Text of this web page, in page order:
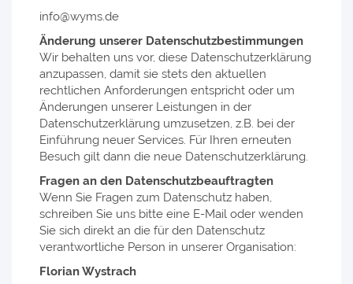
info@wyms.de
Änderung unserer Datenschutzbestimmungen
Wir behalten uns vor, diese Datenschutzerklärung
anzupassen, damit sie stets den aktuellen
rechtlichen Anforderungen entspricht oder um
Änderungen unserer Leistungen in der
Datenschutzerklärung umzusetzen, z.B. bei der
Einführung neuer Services. Für Ihren erneuten
Besuch gilt dann die neue Datenschutzerklärung.
Fragen an den Datenschutzbeauftragten
Wenn Sie Fragen zum Datenschutz haben,
schreiben Sie uns bitte eine E-Mail oder wenden
Sie sich direkt an die für den Datenschutz
verantwortliche Person in unserer Organisation:
Florian Wystrach